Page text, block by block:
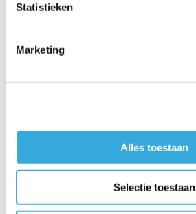
Statistieken
Marketing
Alles toestaan
Selectie toestaan
Foto's binnen- en buitenlocatie
Inhoud te koelen ruimte (m3)